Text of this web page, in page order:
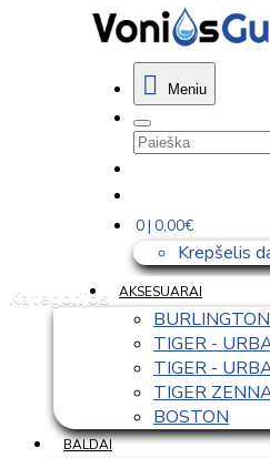
Meniu
0 | 0,00€
Krepšelis
Kategorijos
AKSESUARAI
TIGER -
TIGER -
TIGER
BOSTON
BALDAI